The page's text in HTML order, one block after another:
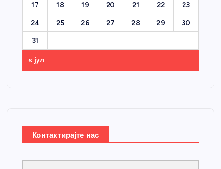
17 18 19 20 21 22 23
24 25 26 27 28 29 30
31
« јул
Контактирајте нас